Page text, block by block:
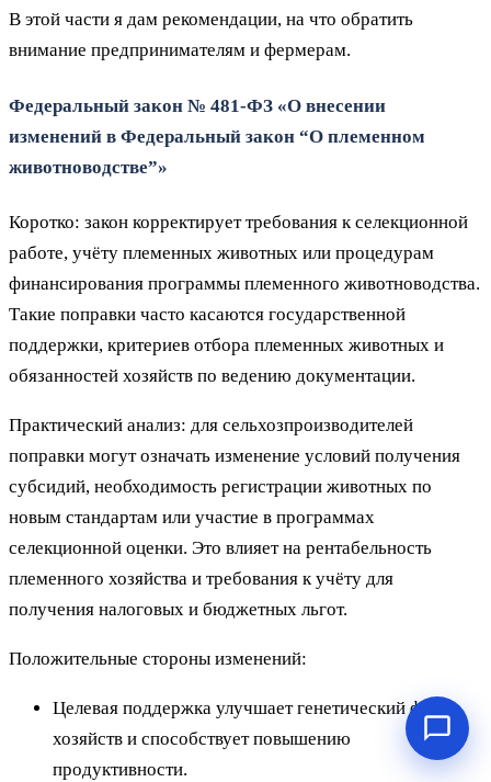
В этой части я дам рекомендации, на что обратить
внимание предпринимателям и фермерам.
Федеральный закон № 481‑ФЗ «О внесении
изменений в Федеральный закон “О племенном
животноводстве”»
Коротко: закон корректирует требования к селекционной
работе, учёту племенных животных или процедурам
финансирования программы племенного животноводства.
Такие поправки часто касаются государственной
поддержки, критериев отбора племенных животных и
обязанностей хозяйств по ведению документации.
Практический анализ: для сельхозпроизводителей
поправки могут означать изменение условий получения
субсидий, необходимость регистрации животных по
новым стандартам или участие в программах
селекционной оценки. Это влияет на рентабельность
племенного хозяйства и требования к учёту для
получения налоговых и бюджетных льгот.
Положительные стороны изменений:
Целевая поддержка улучшает генетический фонд
хозяйств и способствует повышению
продуктивности.